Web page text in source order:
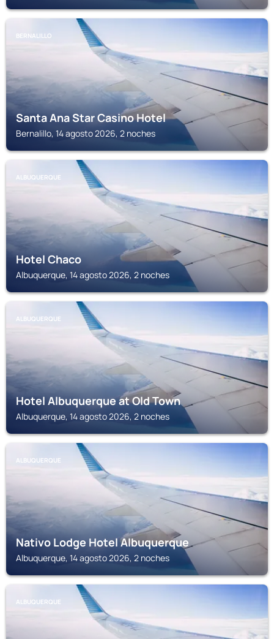
BERNALILLO
Santa Ana Star Casino Hotel
Bernalillo, 14 agosto 2026, 2 noches
ALBUQUERQUE
Hotel Chaco
Albuquerque, 14 agosto 2026, 2 noches
ALBUQUERQUE
Hotel Albuquerque at Old Town
Albuquerque, 14 agosto 2026, 2 noches
ALBUQUERQUE
Nativo Lodge Hotel Albuquerque
Albuquerque, 14 agosto 2026, 2 noches
ALBUQUERQUE